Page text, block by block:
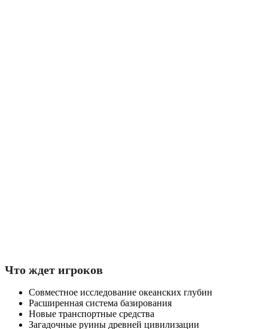
Что ждет игроков
Совместное исследование океанских глубин
Расширенная система базирования
Новые транспортные средства
Загадочные руины древней цивилизации